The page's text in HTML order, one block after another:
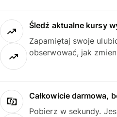
Śledź aktualne kursy
Zapamiętaj swoje
obserwować, jak
Całkowicie darmowa,
Pobierz w sekundy.